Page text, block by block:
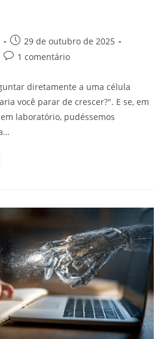
29 de outubro de 2025
1 comentário
diretamente a uma célula
você parar de crescer?". E se, em
laboratório, pudéssemos